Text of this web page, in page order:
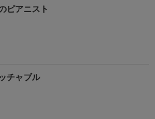
ピアニスト
チャブル